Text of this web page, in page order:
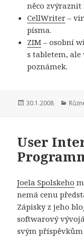
něco
CellWriter –
písma.
ZIM – osobní
s tabletem,
poznámek.
Publikováno:
30.1.2008
User
Joela Spolskeho
nemá cenu
Zápisky z jeho
softwarový
svým